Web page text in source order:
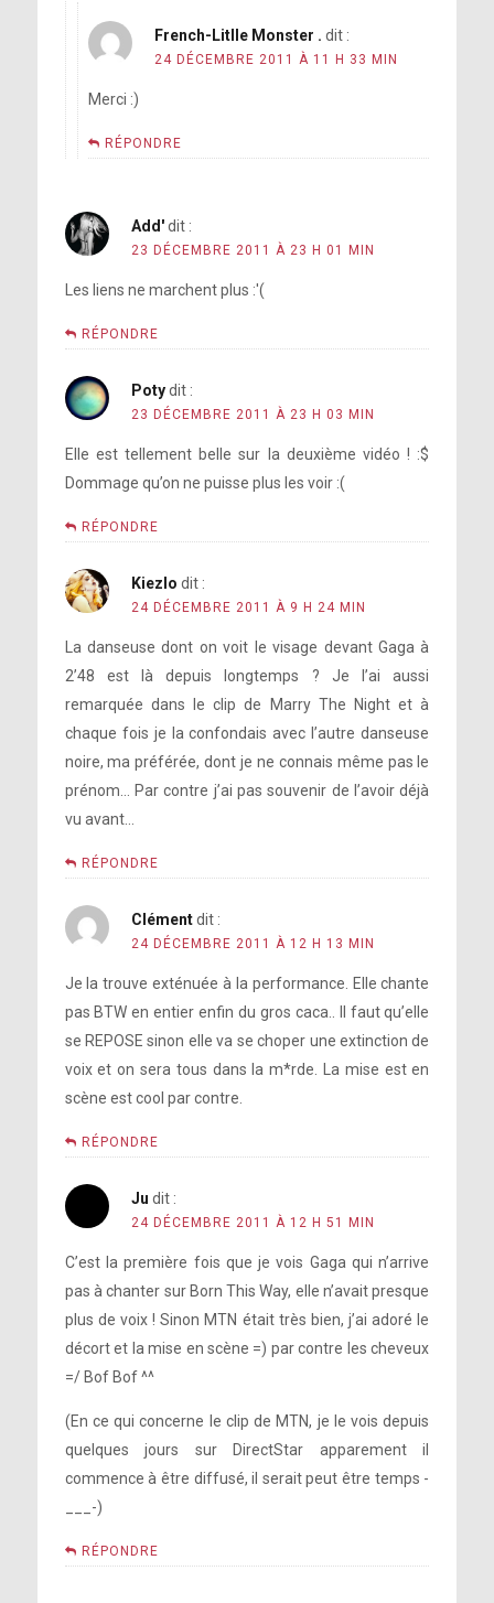
French-Litlle Monster . dit :
24 DÉCEMBRE 2011 À 11 H 33 MIN
Merci :)
RÉPONDRE
Add' dit :
23 DÉCEMBRE 2011 À 23 H 01 MIN
Les liens ne marchent plus :'(
RÉPONDRE
Poty dit :
23 DÉCEMBRE 2011 À 23 H 03 MIN
Elle est tellement belle sur la deuxième vidéo ! :$
Dommage qu’on ne puisse plus les voir :(
RÉPONDRE
Kiezlo dit :
24 DÉCEMBRE 2011 À 9 H 24 MIN
La danseuse dont on voit le visage devant Gaga à
2’48 est là depuis longtemps ? Je l’ai aussi
remarquée dans le clip de Marry The Night et à
chaque fois je la confondais avec l’autre danseuse
noire, ma préférée, dont je ne connais même pas le
prénom… Par contre j’ai pas souvenir de l’avoir déjà
vu avant…
RÉPONDRE
Clément dit :
24 DÉCEMBRE 2011 À 12 H 13 MIN
Je la trouve exténuée à la performance. Elle chante
pas BTW en entier enfin du gros caca.. Il faut qu’elle
se REPOSE sinon elle va se choper une extinction de
voix et on sera tous dans la m*rde. La mise est en
scène est cool par contre.
RÉPONDRE
Ju dit :
24 DÉCEMBRE 2011 À 12 H 51 MIN
C’est la première fois que je vois Gaga qui n’arrive
pas à chanter sur Born This Way, elle n’avait presque
plus de voix ! Sinon MTN était très bien, j’ai adoré le
décort et la mise en scène =) par contre les cheveux
=/ Bof Bof ^^
(En ce qui concerne le clip de MTN, je le vois depuis
quelques jours sur DirectStar apparement il
commence à être diffusé, il serait peut être temps -
___-)
RÉPONDRE